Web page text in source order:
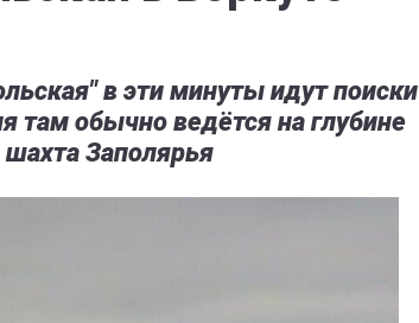
в эти минуты идут поиски
там обычно ведётся на глубине
Заполярья